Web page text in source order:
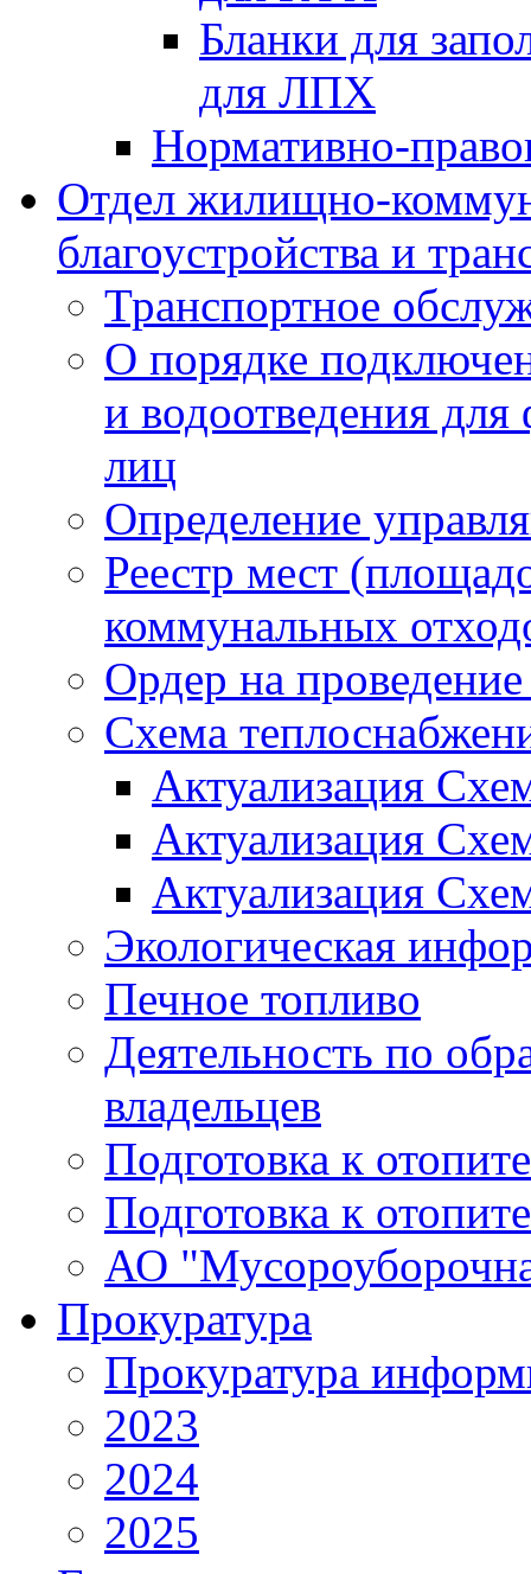
Бланки для
для ЛПХ
Нормативно-
Отдел жилищно-
благоустройства и
Транспортное
О порядке
и водоотведения
лиц
Определение
Реестр мест
коммунальных
Ордер на
Схема
Актуализация
Актуализация
Актуализация
Экологическая
Печное топливо
Деятельность по
владельцев
Подготовка к
Подготовка к
АО
Прокуратура
Прокуратура
2023
2024
2025